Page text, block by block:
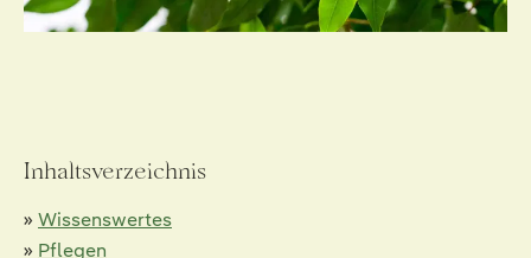
Inhaltsverzeichnis
» Wissenswertes
» Pflegen